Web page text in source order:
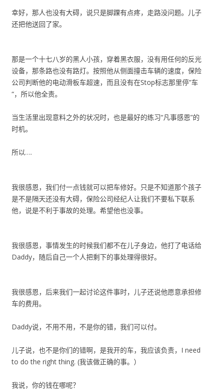
幸好，那人也没有大碍，说只是脚踝有点疼，走路没问题。儿子
还把他送回了家。
那是一个十七八岁的黑人小孩，穿着黑衣服，没有用任何的反光
设备，那条路也没有路灯。按照他从侧面撞击车辆的速度，保险
公司判断他的电动滑板车超速，而且没有在Stop标志那里停”车
“，所以他全责。
当生活里出现意料之外的状况时，也是最好的练习“凡事感恩”的
时机。
所以….
我很感恩，我们付一点钱就可以把车修好。只是不知道那个孩子
是不是隔天还没有大碍，保险公司经纪人让我们不要私下联系
他，说是不利于事故的处理。希望他也没事。
我很感恩，事情发生的时候我们都不在儿子身边，他打了电话给
Daddy，随后自己一个人把剩下的事处理得很好。
我很感恩，后来我们一起讨论这件事时，儿子还说他愿意承担修
车的费用。
Daddy说，不用不用，不是你的错，我们可以付。
儿子说，也不是你们的错啊，是我开的车，我应该负责，I need
to do the right thing. (我该做正确的事。）
我说，你的钱在哪呢？